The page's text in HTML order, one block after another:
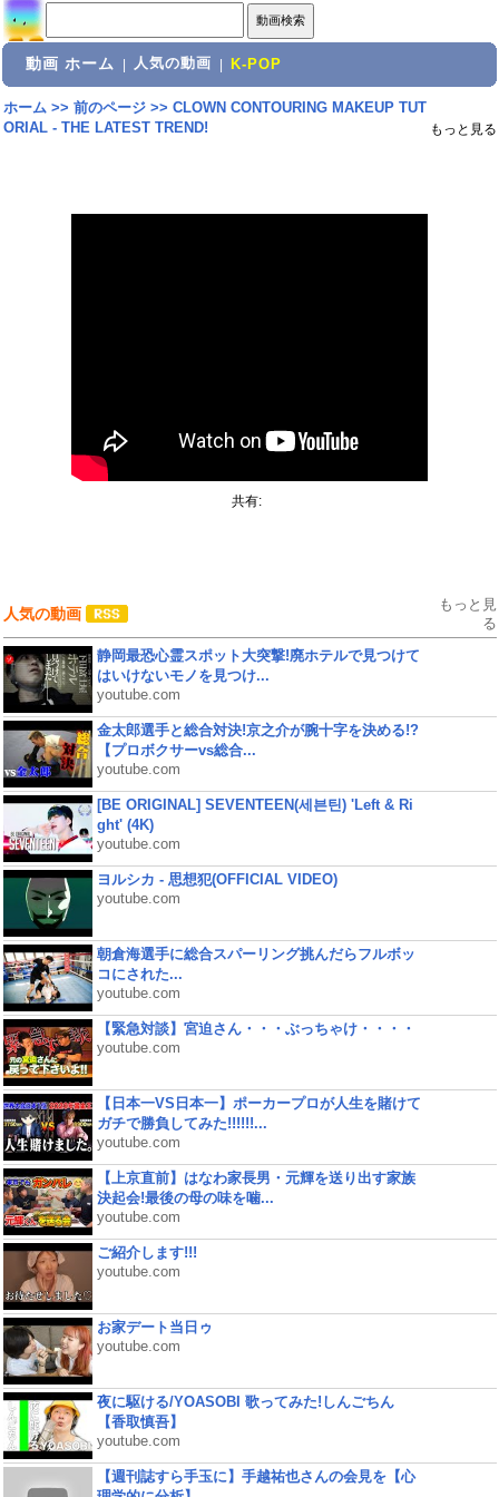
動画 ホーム 人気の動画 K-POP
ホーム>> 前のページ>> CLOWN CONTOURING MAKEUP TUT
ORIAL - THE LATEST TREND!
もっと見る
共有:
人気の動画
もっと見
る
静岡最恐心霊スポット大突撃!廃ホテルで見つけて
はいけないモノを見つけ...
youtube.com
金太郎選手と総合対決!京之介が腕十字を決める!?
【プロボクサーvs総合...
youtube.com
[BE ORIGINAL] SEVENTEEN(세븐틴) 'Left & Ri
ght' (4K)
youtube.com
ヨルシカ - 思想犯(OFFICIAL VIDEO)
youtube.com
朝倉海選手に総合スパーリング挑んだらフルボッ
コにされた...
youtube.com
【緊急対談】宮迫さん・・・ぶっちゃけ・・・・
youtube.com
【日本一VS日本一】ポーカープロが人生を賭けて
ガチで勝負してみた!!!!!!...
youtube.com
【上京直前】はなわ家長男・元輝を送り出す家族
決起会!最後の母の味を噛...
youtube.com
ご紹介します!!!
youtube.com
お家デート当日ゥ
youtube.com
夜に駆ける/YOASOBI 歌ってみた!しんごちん
【香取慎吾】
youtube.com
【週刊誌すら手玉に】手越祐也さんの会見を【心